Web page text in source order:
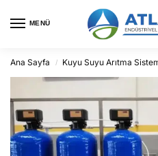
MENÜ
Ana Sayfa / Kuyu Suyu Arıtma